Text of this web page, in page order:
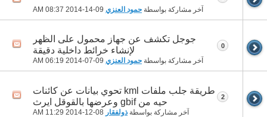
آخر مشاركة بواسطة حمود العنزي 08:37 AM
جوجل تكشف عن جهاز محمول على الظهر
لإنشاء خرائط داخلية دقيقة
آخر مشاركة بواسطة حمود العنزي 06:19 AM
0
طريقة جلب ملفات kml تحوي بيانات عن كائنات
حيه من gbif وعرضها بالقوقل ايرث
آخر مشاركة بواسطةذولفقار 11:29 AM
2